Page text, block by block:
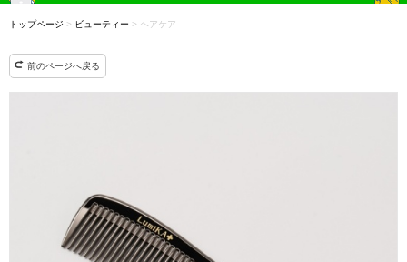
トップページ > ビューティー > ヘアケア
前のページへ戻る